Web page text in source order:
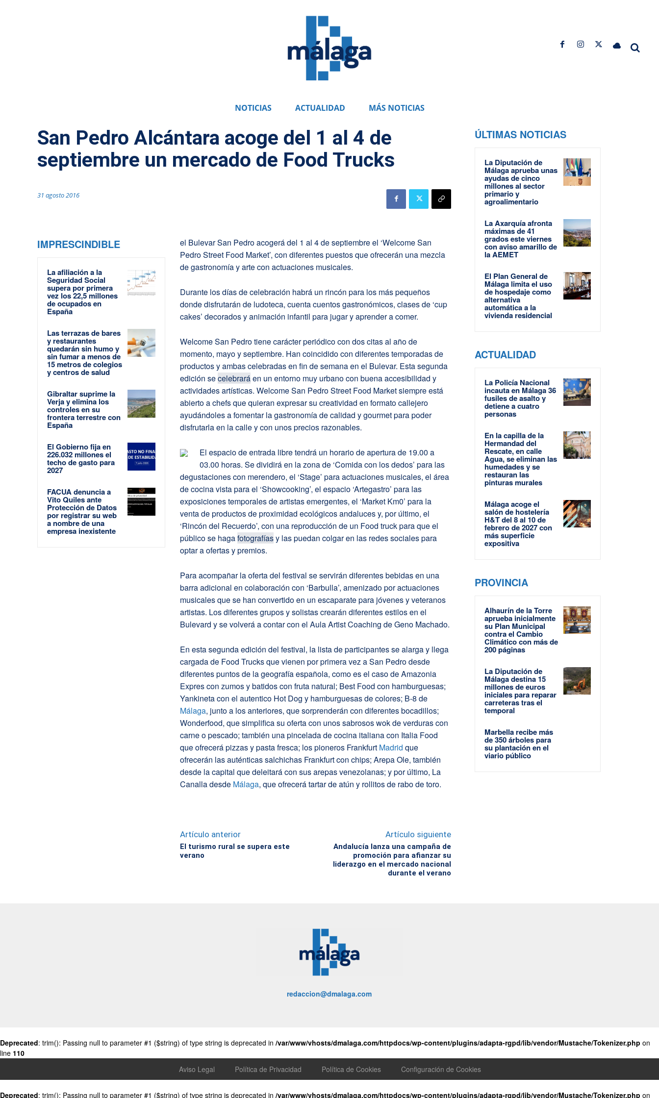
NOTICIAS ACTUALIDAD MÁS NOTICIAS
San Pedro Alcántara acoge del 1 al 4 de
septiembre un mercado de Food Trucks
31 agosto 2016
IMPRESCINDIBLE
La afiliación a la
Seguridad Social
supera por primera
vez los 22,5 millones
de ocupados en
España
Las terrazas de bares
y restaurantes
quedarán sin humo y
sin fumar a menos de
15 metros de colegios
y centros de salud
Gibraltar suprime la
Verja y elimina los
controles en su
frontera terrestre con
España
El Gobierno fija en
226.032 millones el
techo de gasto para
2027
FACUA denuncia a
Vito Quiles ante
Protección de Datos
por registrar su web
a nombre de una
empresa inexistente
el Bulevar San Pedro acogerá del 1 al 4 de septiembre el ‘Welcome San
Pedro Street Food Market’, con diferentes puestos que ofrecerán una mezcla
de gastronomía y arte con actuaciones musicales.
Durante los días de celebración habrá un rincón para los más pequeños
donde disfrutarán de ludoteca, cuenta cuentos gastronómicos, clases de ‘cup
cakes’ decorados y animación infantil para jugar y aprender a comer.
Welcome San Pedro tiene carácter periódico con dos citas al año de
momento, mayo y septiembre. Han coincidido con diferentes temporadas de
productos y ambas celebradas en fin de semana en el Bulevar. Esta segunda
edición secelebraráen un entorno muy urbano con buena accesibilidad y
actividades artísticas. Welcome San Pedro Street Food Market siempre está
abierto a chefs que quieran expresar su creatividad en formato callejero
ayudándoles a fomentar la gastronomía de calidad y gourmet para poder
disfrutarla en la calle y con unos precios razonables.
El espacio de entrada libre tendrá un horario de apertura de 19.00 a
03.00 horas. Se dividirá en la zona de ‘Comida con los dedos’ para las
degustaciones con merendero, el ‘Stage’ para actuaciones musicales, el área
de cocina vista para el ‘Showcooking’, el espacio ‘Artegastro’ para las
exposiciones temporales de artistas emergentes, el ‘Market Km0’ para la
venta de productos de proximidad ecológicos andaluces y, por último, el
‘Rincón del Recuerdo’, con una reproducción de un Food truck para que el
público se hagafotografíasy las puedan colgar en las redes sociales para
optar a ofertas y premios.
Para acompañar la oferta del festival se servirán diferentes bebidas en una
barra adicional en colaboración con ‘Barbulla’, amenizado por actuaciones
musicales que se han convertido en un escaparate para jóvenes y veteranos
artistas. Los diferentes grupos y solistas crearán diferentes estilos en el
Bulevard y se volverá a contar con el Aula Artist Coaching de Geno Machado.
En esta segunda edición del festival, la lista de participantes se alarga y llega
cargada de Food Trucks que vienen por primera vez a San Pedro desde
diferentes puntos de la geografía española, como es el caso de Amazonia
Expres con zumos y batidos con fruta natural; Best Food con hamburguesas;
Yankineta con el autentico Hot Dog y hamburguesas de colores; B-8 de
Málaga, junto a los anteriores, que sorprenderán con diferentes bocadillos;
Wonderfood, que simplifica su oferta con unos sabrosos wok de verduras con
carne o pescado; también una pincelada de cocina italiana con Italia Food
que ofrecerá pizzas y pasta fresca; los pioneros Frankfurt Madrid que
ofrecerán las auténticas salchichas Frankfurt con chips; Arepa Ole, también
desde la capital que deleitará con sus arepas venezolanas; y por último, La
Canalla desde Málaga, que ofrecerá tartar de atún y rollitos de rabo de toro.
Artículo anterior
El turismo rural se supera este
verano
Artículo siguiente
Andalucía lanza una campaña de
promoción para afianzar su
liderazgo en el mercado nacional
durante el verano
ÚLTIMAS NOTICIAS
La Diputación de
Málaga aprueba unas
ayudas de cinco
millones al sector
primario y
agroalimentario
La Axarquía afronta
máximas de 41
grados este viernes
con aviso amarillo de
la AEMET
El Plan General de
Málaga limita el uso
de hospedaje como
alternativa
automática a la
vivienda residencial
ACTUALIDAD
La Policía Nacional
incauta en Málaga 36
fusiles de asalto y
detiene a cuatro
personas
En la capilla de la
Hermandad del
Rescate, en calle
Agua, se eliminan las
humedades y se
restauran las
pinturas murales
Málaga acoge el
salón de hostelería
H&T del 8 al 10 de
febrero de 2027 con
más superficie
expositiva
PROVINCIA
Alhaurín de la Torre
aprueba inicialmente
su Plan Municipal
contra el Cambio
Climático con más de
200 páginas
La Diputación de
Málaga destina 15
millones de euros
iniciales para reparar
carreteras tras el
temporal
Marbella recibe más
de 350 árboles para
su plantación en el
viario público
redaccion@dmalaga.com
Deprecated: trim(): Passing null to parameter #1 ($string) of type string is deprecated in /var/www/vhosts/dmalaga.com/httpdocs/wp-content/plugins/adapta-rgpd/lib/vendor/Mustache/Tokenizer.php on
line 110
Aviso Legal
Política de Privacidad Política de Cookies Configuración de Cookies
Deprecated: trim(): Passing null to parameter #1 ($string) of type string is deprecated in /var/www/vhosts/dmalaga.com/httpdocs/wp-content/plugins/adapta-rgpd/lib/vendor/Mustache/Tokenizer.php on